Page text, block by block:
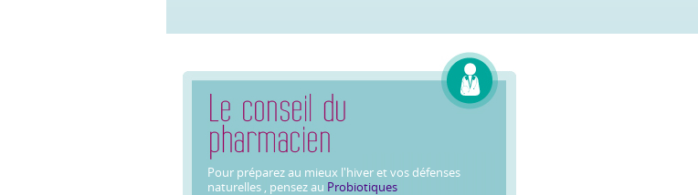
Pour préparez au mieux l'hiver et vos défenses
naturelles , pensez au Probiotiques